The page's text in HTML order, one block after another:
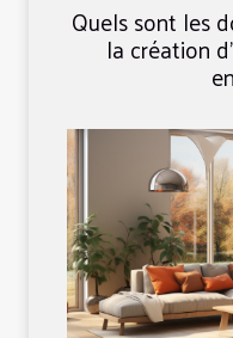
Quels sont les
la création